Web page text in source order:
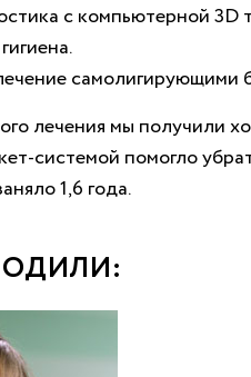
с компьютерной 3D
самолигирующими
лечения мы получили
системой помогло
1,6 года.